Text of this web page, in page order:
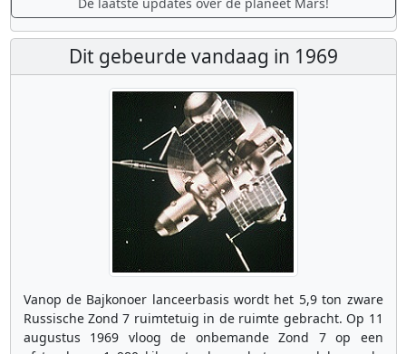
Dit gebeurde vandaag in 1969
Vanop de Bajkonoer lanceerbasis wordt het 5,9 ton zware
Russische Zond 7 ruimtetuig in de ruimte gebracht. Op 11
augustus 1969 vloog de onbemande Zond 7 op een